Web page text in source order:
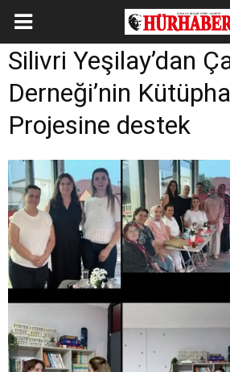
Silivri Yeşilay’dan
Derneği’nin
Projesine destek